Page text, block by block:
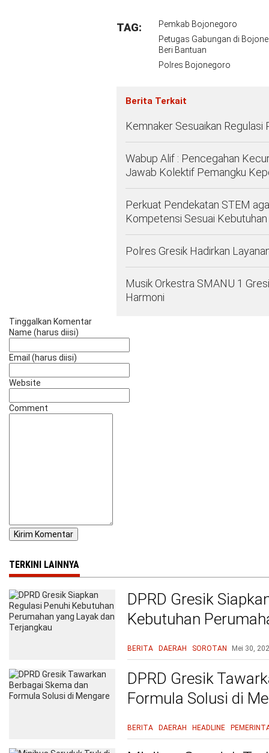
TAG:
Pemkab Bojonegoro
Petugas Gabungan di
Beri Bantuan
Polres Bojonegoro
Berita Terkait
Kemnaker Sesuaikan Regulasi
Wabup Alif : Pencegahan
Jawab Kolektif Pemangku
Perkuat Pendekatan STEM
Kompetensi Sesuai
Polres Gresik Hadirkan
Musik Orkestra SMANU 1
Harmoni
Tinggalkan Komentar
Name (harus diisi)
Email (harus diisi)
Website
Comment
TERKINI LAINNYA
DPRD Gresik
Kebutuhan
BERITA DAERAH SOROTAN Mei 30,
DPRD Gresik
Formula Solusi di
BERITA DAERAH HEADLINE